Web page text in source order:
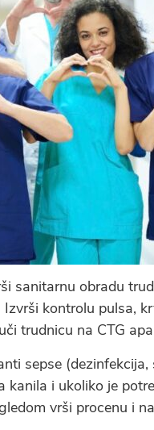
sanitarnu obradu
kontrolu pulsa,
trudnicu na CTG
sepse (dezinfekcija,
i ukoliko je
vrši procenu i